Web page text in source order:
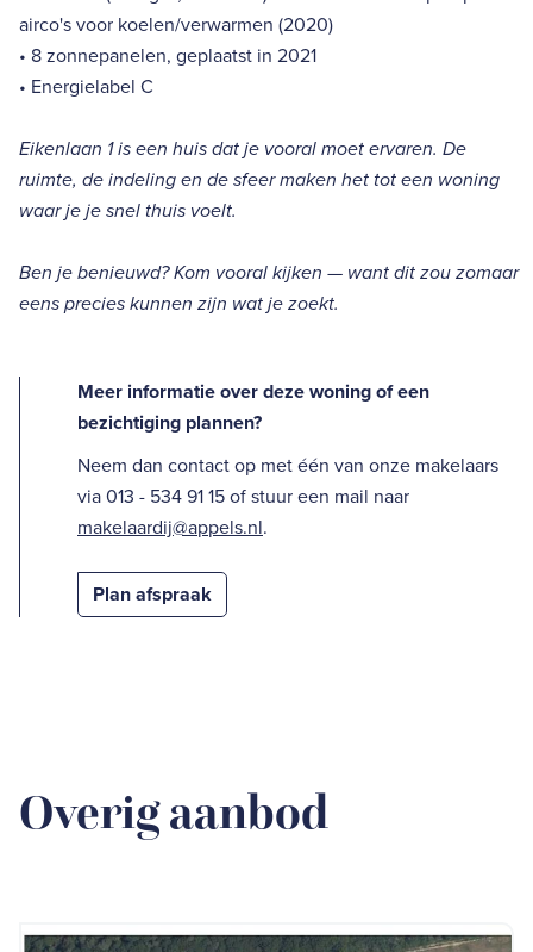
airco's voor koelen/verwarmen (2020)
• 8 zonnepanelen, geplaatst in 2021
• Energielabel C
Eikenlaan 1 is een huis dat je vooral moet ervaren. De
ruimte, de indeling en de sfeer maken het tot een woning
waar je je snel thuis voelt.
Ben je benieuwd? Kom vooral kijken — want dit zou zomaar
eens precies kunnen zijn wat je zoekt.
Meer informatie over deze woning of een
bezichtiging plannen?
Neem dan contact op met één van onze makelaars
via 013 - 534 91 15 of stuur een mail naar
makelaardij@appels.nl.
Plan afspraak
Overig aanbod